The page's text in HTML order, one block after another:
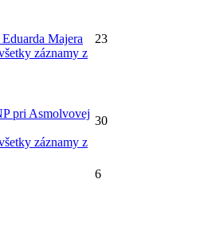
Majera
záznamy z
23
pri Asmolvovej
záznamy z
30
6